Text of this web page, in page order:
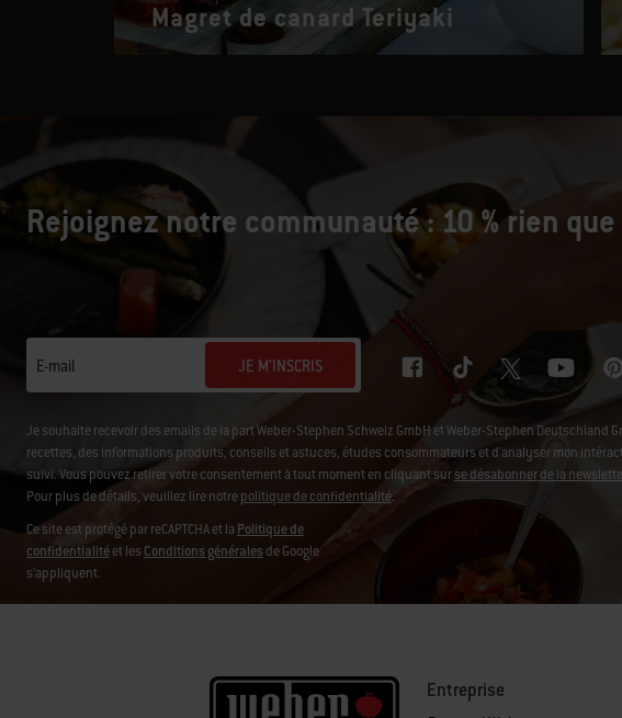
Magret de canard Teriyaki
Rejoignez notre communauté : 10 % rien
E-mail JE M'INSCRIS
Je souhaite recevoir des emails de la part Weber-Stephen Schweiz GmbH et Weber-Stephen Deutschland
recettes, des informations produits, conseils et astuces, études consommateurs et d'analyser mon
suivi. Vous pouvez retirer votre consentement à tout moment en cliquant surse désabonner de la
Pour plus de détails, veuillez lire notrepolitique de confidentialité.
Ce site est protégé par reCAPTCHA et la Politique de
confidentialitéet les Conditions généralesde Google
s’appliquent.
Entreprise